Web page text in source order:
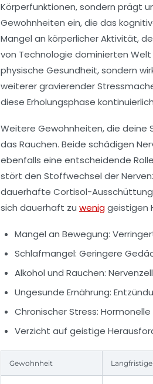
Körperfunktionen, sondern prägt
Gewohnheiten ein, die das
Mangel an körperlicher Aktivität,
von Technologie dominierten
physische Gesundheit, sondern
weiterer gravierender
diese Erholungsphase
Weitere Gewohnheiten, die deine
das Rauchen. Beide schädigen
ebenfalls eine entscheidende
stört den Stoffwechsel der
dauerhafte Cortisol-
sich dauerhaft zu weniggeistigen
Mangel an Bewegung:
Schlafmangel: Geringere
Alkohol und Rauchen:
Ungesunde Ernährung:
Chronischer Stress:
Verzicht auf geistige
Gewohnheit